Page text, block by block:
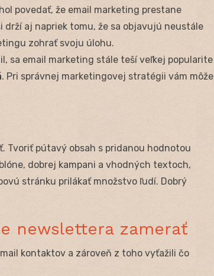
povedať, že email marketing prestane
aj napriek tomu, že sa objavujú neustále
zohrať svoju úlohu.
sa email marketing stále teší veľkej popularite
. Pri správnej marketingovej stratégii vám môže
Tvoriť pútavý obsah s pridanou hodnotou
dobrej kampani a vhodných textoch,
stránku prilákať množstvo ľudí. Dobrý
newslettera zamerať
kontaktov a zároveň z toho vyťažili čo